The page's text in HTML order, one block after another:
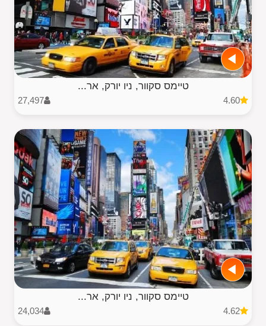
טיימס סקוור, ניו יורק, אר...
4.60
27,497
טיימס סקוור, ניו יורק, אר...
4.62
24,034